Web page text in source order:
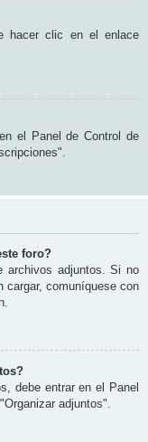
hacer clic en el enlace
el Panel de Control de
foro?
archivos adjuntos. Si no
cargar, comuníquese con
debe entrar en el Panel
adjuntos".